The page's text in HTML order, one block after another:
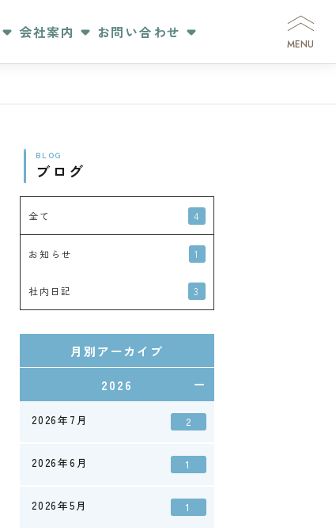
会社案内 お問い合わせ
MENU
BLOG
ブログ
全て 4
お知らせ 1
社内日記 3
月別アーカイブ
2026
2026年7月 2
2026年6月 1
2026年5月 1